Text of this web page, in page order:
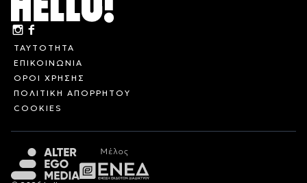
ΤΑΥΤΟΤΗΤΑ
ΕΠΙΚΟΙΝΩΝΙΑ
ΟΡΟΙ ΧΡΗΣΗΣ
ΠΟΛΙΤΙΚΗ ΑΠΟΡΡΗΤΟΥ
COOKIES